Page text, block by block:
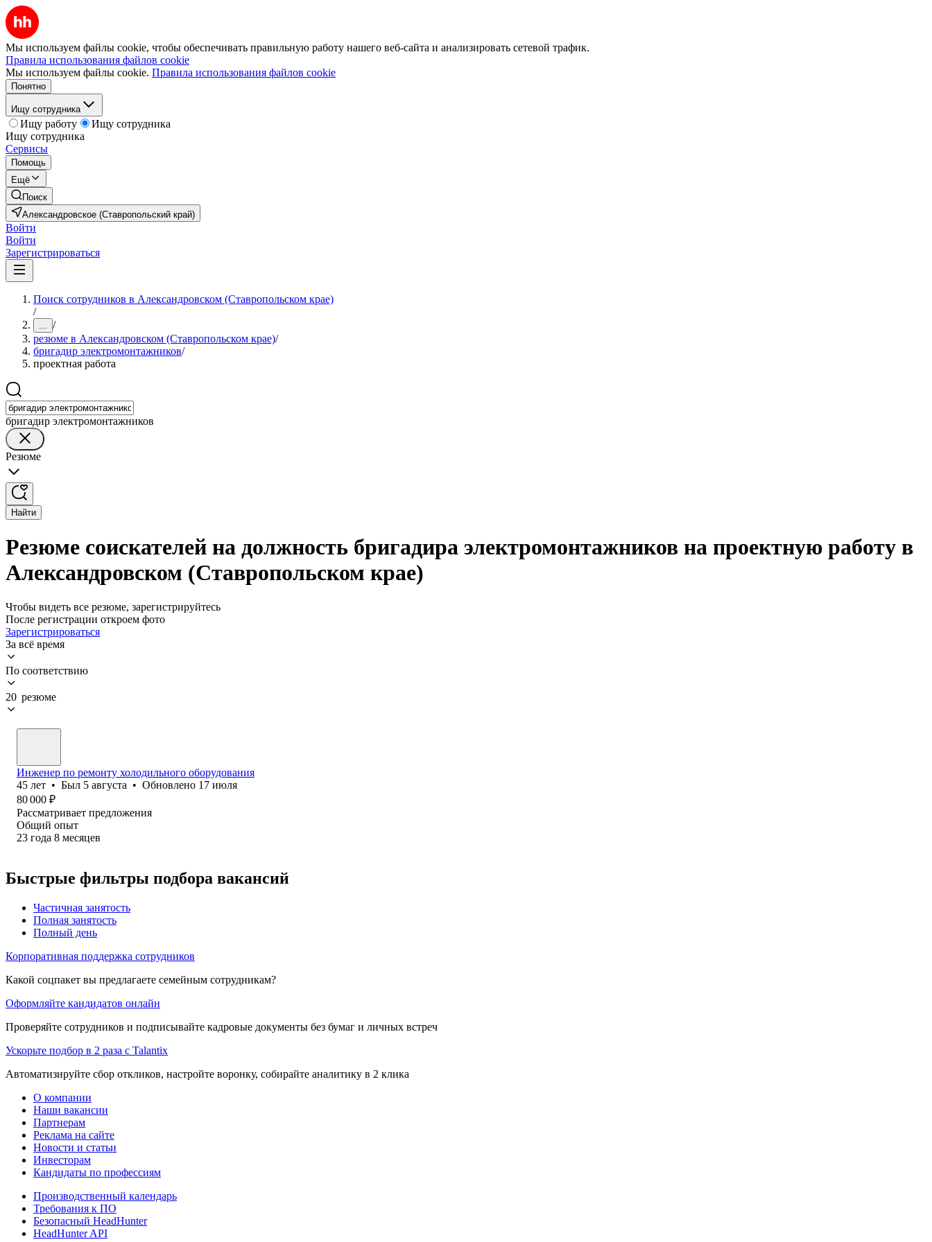
Мы используем файлы cookie, чтобы обеспечивать правильную работу нашего веб-сайта и анализировать сетевой трафик.
Правила использования файлов cookie
Мы используем файлы cookie. Правила использования файлов cookie
Понятно
Ищу сотрудника
Ищу работу
Ищу сотрудника
Ищу сотрудника
Сервисы
Помощь
Ещё
Поиск
Александровское (Ставропольский край)
Войти
Войти
Зарегистрироваться
Поиск сотрудников в Александровском (Ставропольском крае)
/
... /
резюме в Александровском (Ставропольском крае)/
бригадир электромонтажников/
проектная работа
бригадир электромонтажников
Резюме
Найти
Резюме соискателей на должность бригадира электромонтажников на проектную работу в
Александровском (Ставропольском крае)
Чтобы видеть все резюме, зарегистрируйтесь
После регистрации откроем фото
Зарегистрироваться
За всё время
По соответствию
20 резюме
Инженер по ремонту холодильного оборудования
45 лет • Был 5 августа • Обновлено 17 июля
80 000 ₽
Рассматривает предложения
Общий опыт
23 года 8 месяцев
Быстрые фильтры подбора вакансий
Частичная занятость
Полная занятость
Полный день
Корпоративная поддержка сотрудников
Какой соцпакет вы предлагаете семейным сотрудникам?
Оформляйте кандидатов онлайн
Проверяйте сотрудников и подписывайте кадровые документы без бумаг и личных встреч
Ускорьте подбор в 2 раза с Talantix
Автоматизируйте сбор откликов, настройте воронку, собирайте аналитику в 2 клика
О компании
Наши вакансии
Партнерам
Реклама на сайте
Новости и статьи
Инвесторам
Кандидаты по профессиям
Производственный календарь
Требования к ПО
Безопасный HeadHunter
HeadHunter API